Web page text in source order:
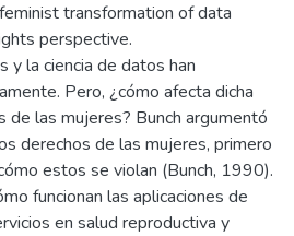
transformation of data
perspective.
y la ciencia de datos han
Pero, ¿cómo afecta dicha
de las mujeres? Bunch argumentó
derechos de las mujeres, primero
estos se violan (Bunch, 1990).
funcionan las aplicaciones de
en salud reproductiva y